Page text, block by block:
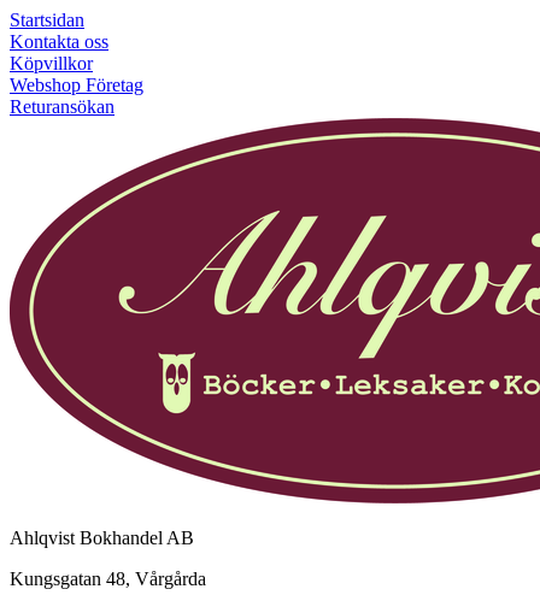
Startsidan
Kontakta oss
Köpvillkor
Webshop Företag
Returansökan
Ahlqvist Bokhandel AB
Kungsgatan 48, Vårgårda